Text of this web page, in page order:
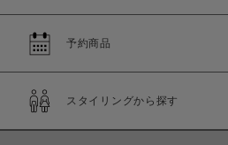
予約商品
スタイリングから探す